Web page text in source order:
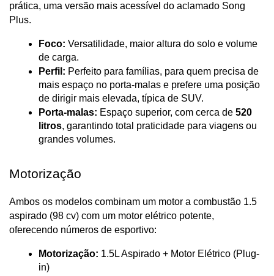
prática, uma versão mais acessível do aclamado Song
Plus.
Foco: Versatilidade, maior altura do solo e volume
de carga.
Perfil: Perfeito para famílias, para quem precisa de
mais espaço no porta-malas e prefere uma posição
de dirigir mais elevada, típica de SUV.
Porta-malas: Espaço superior, com cerca de 520
litros, garantindo total praticidade para viagens ou
grandes volumes.
Motorização
Ambos os modelos combinam um motor a combustão 1.5
aspirado (98 cv) com um motor elétrico potente,
oferecendo números de esportivo:
Motorização: 1.5L Aspirado + Motor Elétrico (Plug-
in)